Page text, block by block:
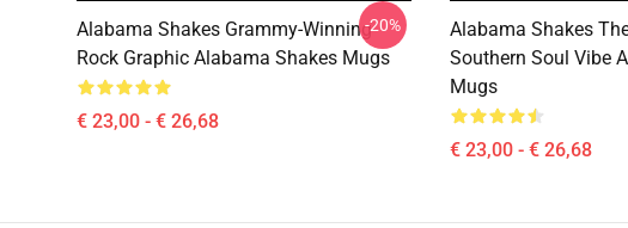
Alabama Shakes Grammy-Winning
Rock Graphic Alabama Shakes Mugs
€ 23,00 - € 26,68
-20%
Alabama Shakes
Southern Soul Vibe
Mugs
€ 23,00 - € 26,68